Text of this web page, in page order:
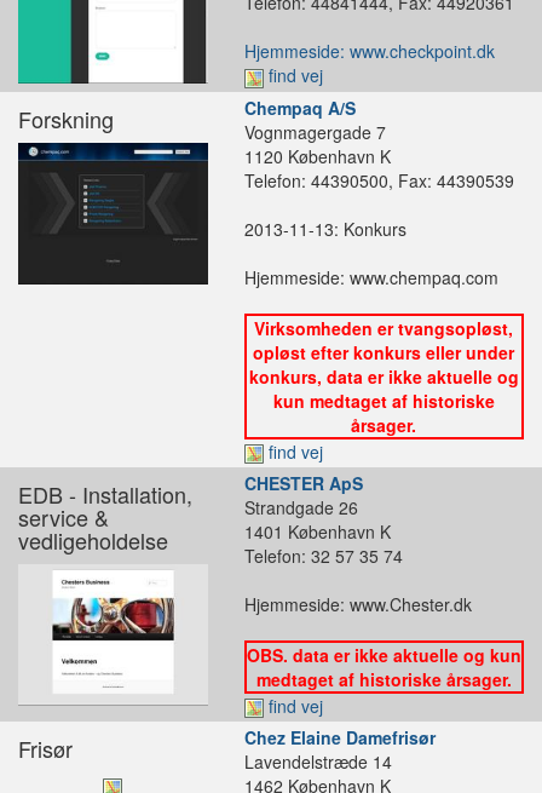
Hjemmeside: www.checkpoint.dk
find vej
Forskning
Chempaq A/S
Vognmagergade 7
1120 København K
Telefon: 44390500, Fax: 44390539
2013-11-13: Konkurs
Hjemmeside: www.chempaq.com
Virksomheden er tvangsopløst,
opløst efter konkurs eller under
konkurs, data er ikke aktuelle og
kun medtaget af historiske
årsager.
find vej
EDB - Installation,
service &
vedligeholdelse
CHESTER ApS
Strandgade 26
1401 København K
Telefon: 32 57 35 74
Hjemmeside: www.Chester.dk
OBS. data er ikke aktuelle og kun
medtaget af historiske årsager.
find vej
Frisør
Chez Elaine Damefrisør
Lavendelstræde 14
1462 København K